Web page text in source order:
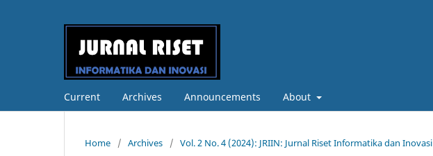
Current Archives Announcements About
Home / Archives / Vol. 2 No. 4 (2024): JRIIN: Jurnal Riset Informatika dan Inovasi